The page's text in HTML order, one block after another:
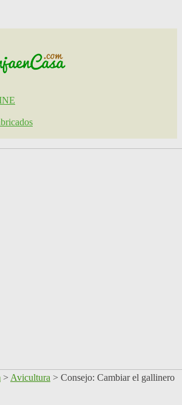
> Avicultura > Consejo: Cambiar el gallinero